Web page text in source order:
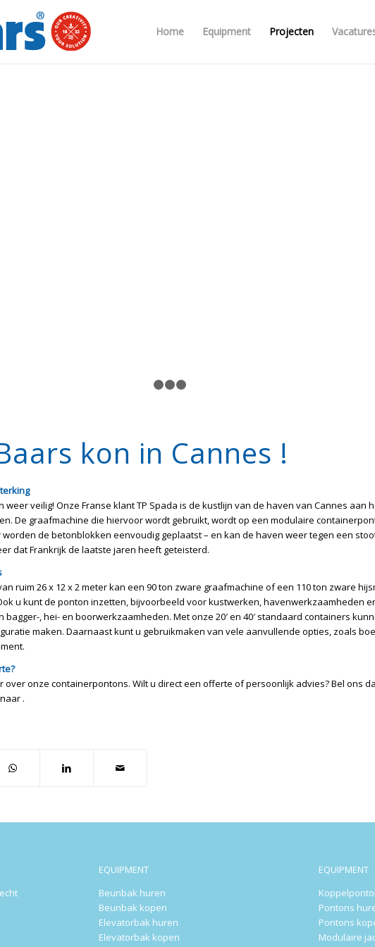
Home Equipment Projecten
kon in Cannes !
weer veilig! Onze Franse klant TP Spada is de kustlijn van de haven van Cannes aan
De graafmachine die hiervoor wordt gebruikt, wordt op een modulaire
de betonblokken eenvoudig geplaatst – en kan de haven weer tegen een
dat Frankrijk de laatste jaren heeft geteisterd.
ruim 26 x 12 x 2 meter kan een 90 ton zware graafmachine of een 110 ton zware
u kunt de ponton inzetten, bijvoorbeeld voor kustwerken, havenwerkzaamheden
, hei- en boorwerkzaamheden. Met onze 20′ en 40′ standaard containers
maken. Daarnaast kunt u gebruikmaken van vele aanvullende opties, zoals
over onze containerpontons. Wilt u direct een offerte of persoonlijk advies? Bel ons
.
EQUIPMENT
Beunbak huren
Beunbak kopen
Elevatorbak huren
Elevatorbak kopen
EQUIPMENT
Pontons
Pontons
Modulaire